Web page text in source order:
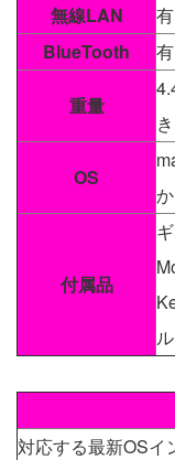
無線LAN
有
BlueTooth
有
重量
OS
付属品
ル
対応する最新OSイ